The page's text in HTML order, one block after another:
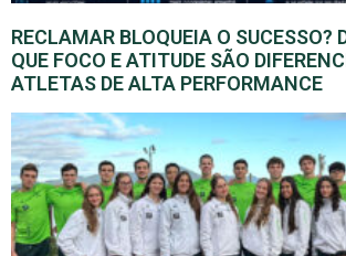
RECLAMAR BLOQUEIA O SUCESSO?
QUE FOCO E ATITUDE SÃO
ATLETAS DE ALTA PERFORMANCE